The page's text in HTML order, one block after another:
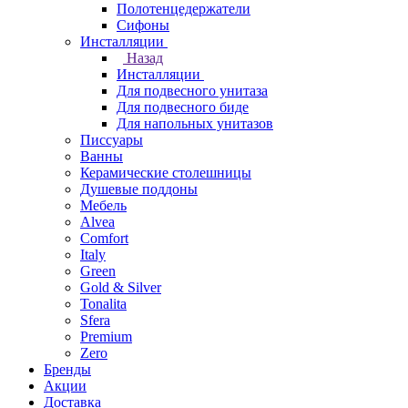
Полотенцедержатели
Сифоны
Инсталляции
Назад
Инсталляции
Для подвесного унитаза
Для подвесного биде
Для напольных унитазов
Писсуары
Ванны
Керамические столешницы
Душевые поддоны
Мебель
Alvea
Comfort
Italy
Green
Gold & Silver
Tonalita
Sfera
Premium
Zero
Бренды
Акции
Доставка